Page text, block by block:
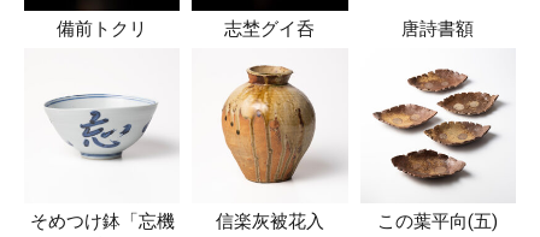
備前トクリ 志埜グイ呑 唐詩書額
そめつけ鉢「忘機
信楽灰被花入 この葉平向(五)